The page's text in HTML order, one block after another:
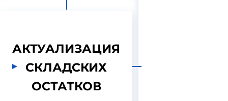
АКТУАЛИЗАЦИЯ
СКЛАДСКИХ
ОСТАТКОВ